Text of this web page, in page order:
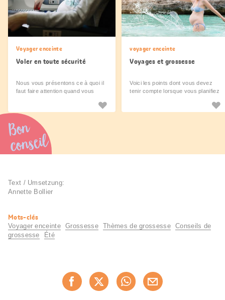
Voyager enceinte
Voler en toute sécurité
Nous vous présentons ce à quoi il
faut faire attention quand vous
voyager enceinte
Voyages et grossesse
Voici les points dont vous devez
tenir compte lorsque vous planifiez
Bon
conseil
Text / Umsetzung:
Annette Bollier
Informations
utiles
Mots-clés
Voyager enceinte Grossesse Thèmes de grossesse
Conseils de
grossesse
Été
Recommander maintenant